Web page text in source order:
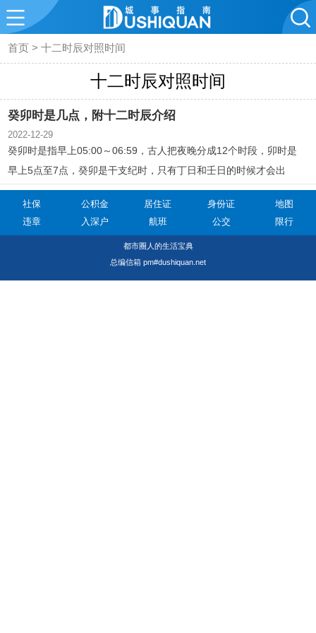
首页 >十二时辰对照时间
十二时辰对照时间
癸卯时是几点，附十二时辰介绍
2022-12-29
癸卯时是指早上05:00～06:59，古人把夜晚分成12个时段，卯时是
早上5点至7点，癸卯是干支纪时，只有丁日和壬日的时候才会出
现。
社保 公积金 居住证 身份证
地图
违章
入深户 航班 公交 限行
都市圈人的生活宝典
总编信箱 pm#dushiquan.net